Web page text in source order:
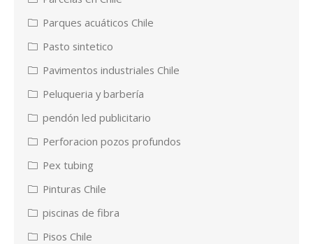
Parques acuáticos Chile
Pasto sintetico
Pavimentos industriales Chile
Peluqueria y barbería
pendón led publicitario
Perforacion pozos profundos
Pex tubing
Pinturas Chile
piscinas de fibra
Pisos Chile